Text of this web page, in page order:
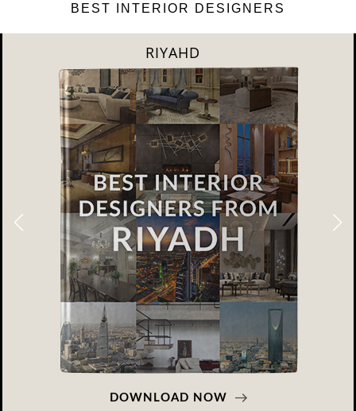
BEST INTERIOR DESIGNERS
SHANGAI
DOWNLOAD NOW